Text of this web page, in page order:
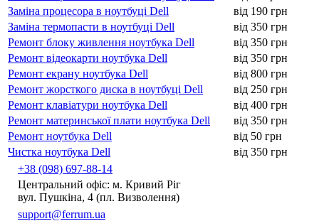
Заміна процесора в ноутбуці Dell
від 190 грн
Заміна термопасти в ноутбуці Dell
від 350 грн
Ремонт блоку живлення ноутбука Dell
від 350 грн
Ремонт відеокарти ноутбука Dell
від 350 грн
Ремонт екрану ноутбука Dell
від 800 грн
Ремонт жорсткого диска в ноутбуці Dell
від 250 грн
Ремонт клавіатури ноутбука Dell
від 400 грн
Ремонт материнської плати ноутбука Dell
від 350 грн
Ремонт ноутбука Dell
від 50 грн
Чистка ноутбука Dell
від 350 грн
+38 (098) 697-88-14
Центральний офіс: м. Кривий Ріг
вул. Пушкіна, 4 (пл. Визволення)
support@ferrum.ua